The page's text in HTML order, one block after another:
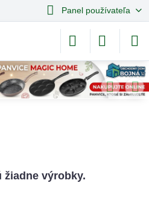
Panel používateľa